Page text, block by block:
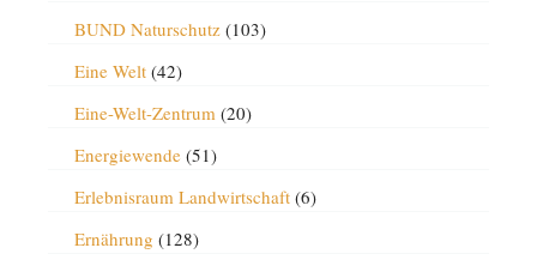
BUND Naturschutz(103)
Eine Welt(42)
Eine-Welt-Zentrum (20)
Energiewende(51)
Erlebnisraum Landwirtschaft(6)
Ernährung (128)